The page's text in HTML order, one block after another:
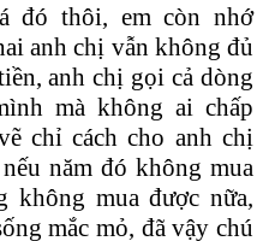
đó thôi, em còn nhớ
anh chị vẫn không đủ
anh chị gọi cả dòng
mà không ai chấp
chỉ cách cho anh chị
năm đó không mua
không mua được nữa,
mắc mỏ, đã vậy chú